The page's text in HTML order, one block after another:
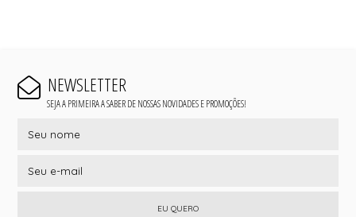
NEWSLETTER
SEJA A PRIMEIRA A SABER DE NOSSAS NOVIDADES E PROMOÇÕES!
EU QUERO